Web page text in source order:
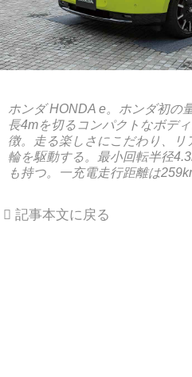
ホンダ HONDA e。ホンダ初の
長4mを切るコンパクトなボデ
徴。走る楽しさにこだわり、
輪を駆動する。最小回転半径
も持つ。一充電走行距離は
記事本文に戻る